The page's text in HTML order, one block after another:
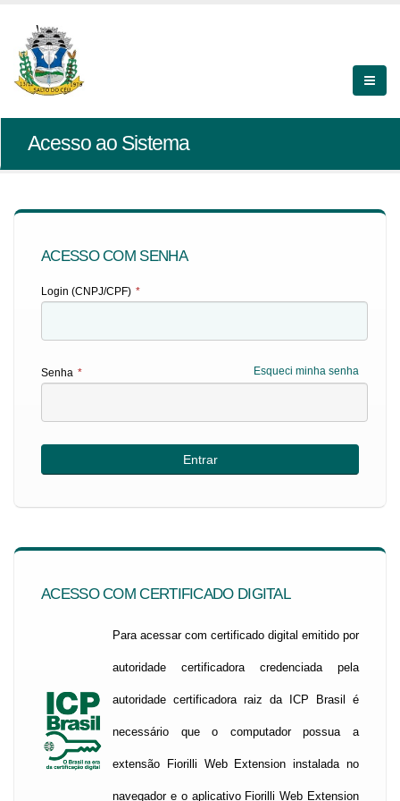
Acesso ao Sistema
ACESSO COM SENHA
Login (CNPJ/CPF) *
Esqueci minha senha
Senha *
ACESSO COM CERTIFICADO DIGITAL
Para acessar com certificado digital emitido por
autoridade certificadora credenciada pela
autoridade certificadora raiz da ICP Brasil é
necessário que o computador possua a
extensão Fiorilli Web Extension instalada no
navegador e o aplicativo Fiorilli Web Extension